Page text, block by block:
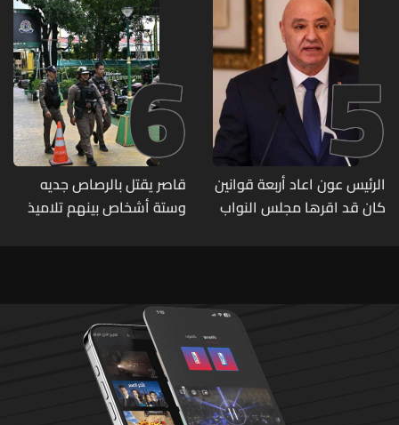
5
الرئيس عون اعاد أربعة قوانين
كان قد اقرها مجلس النواب
6
قاصر يقتل بالرصاص جديه
وستة أشخاص بينهم تلاميذ